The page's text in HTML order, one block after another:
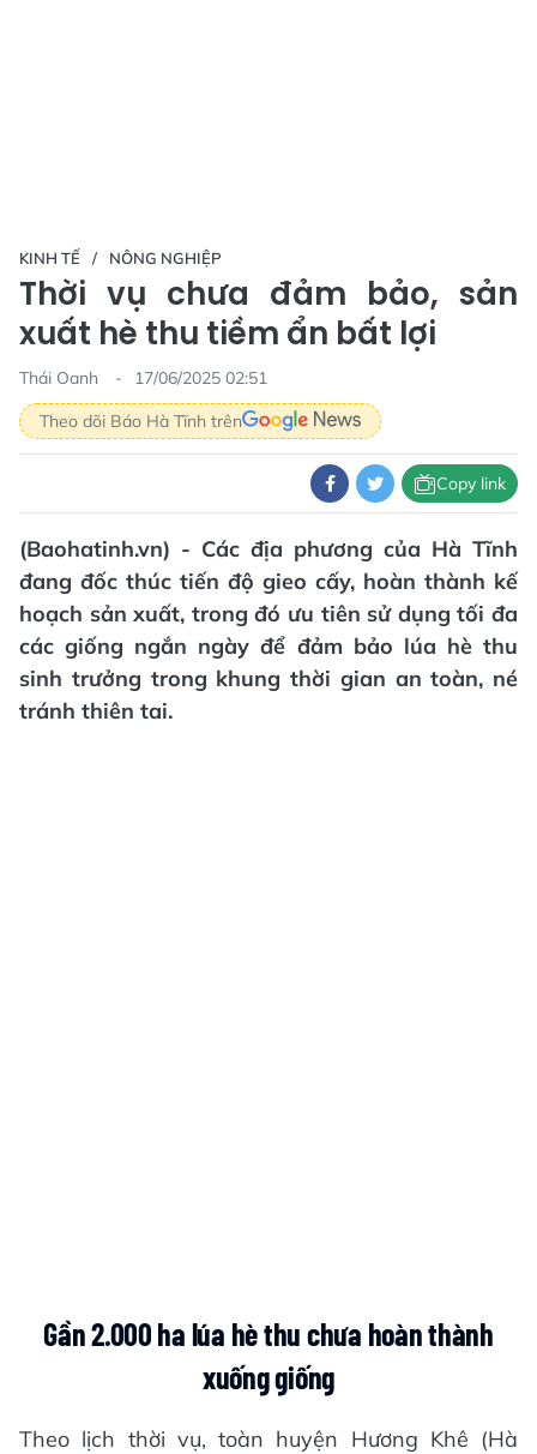
KINH TẾ NÔNG NGHIỆP
Thời vụ chưa đảm bảo, sản
xuất hè thu tiềm ẩn bất lợi
Thái Oanh
17/06/2025 02:51
Theo dõi Báo Hà Tĩnh trên
Copy link
(Baohatinh.vn) - Các địa phương của Hà Tĩnh
đang đốc thúc tiến độ gieo cấy, hoàn thành kế
hoạch sản xuất, trong đó ưu tiên sử dụng tối đa
các giống ngắn ngày để đảm bảo lúa hè thu
sinh trưởng trong khung thời gian an toàn, né
tránh thiên tai.
Gần 2.000 ha lúa hè thu chưa hoàn thành
xuống giống
Theo lịch thời vụ, toàn huyện Hương Khê (Hà